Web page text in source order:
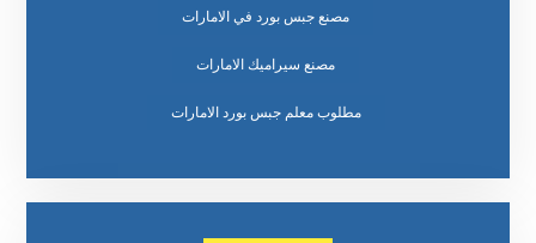
مصنع جبس بورد في الامارات
مصنع سيراميك الامارات
مطلوب معلم جبس بورد الامارات